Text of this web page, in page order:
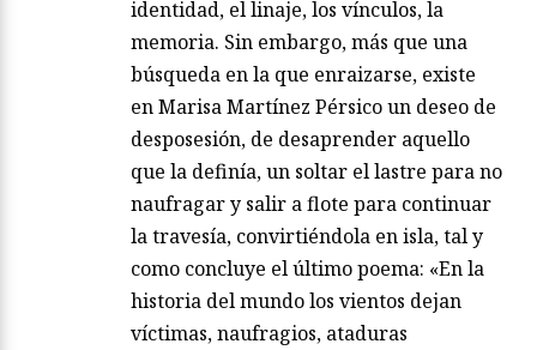
identidad, el linaje, los vínculos, la
memoria. Sin embargo, más que una
búsqueda en la que enraizarse, existe
en Marisa Martínez Pérsico un deseo de
desposesión, de desaprender aquello
que la definía, un soltar el lastre para no
naufragar y salir a flote para continuar
la travesía, convirtiéndola en isla, tal y
como concluye el último poema: «En la
historia del mundo los vientos dejan
víctimas, naufragios, ataduras